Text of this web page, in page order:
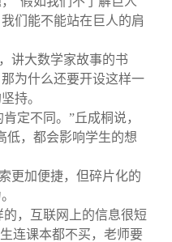
们能不能站在巨人的肩
讲大数学家故事的书
为什么还要开设这样一
持。
定不同。”丘成桐说，
低，都会影响学生的想
更加便捷，但碎片化的
，互联网上的信息很短
连课本都不买，老师要